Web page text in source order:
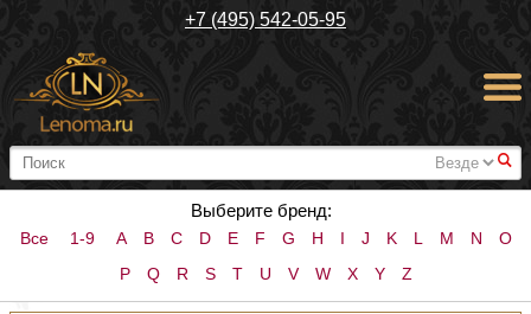
+7 (495) 542-05-95
#
Выберите бренд:
Все 1-9 A B C D E F G H I J K L M N
O
P
Q R S T U V W X Y Z